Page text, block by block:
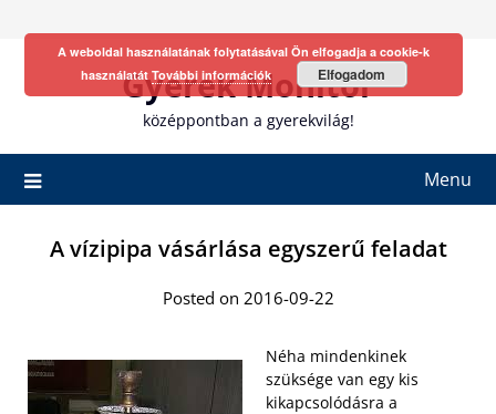
Gyerek Monitor
középpontban a gyerekvilág!
Menu
A vízipipa vásárlása egyszerű feladat
Posted on 2016-09-22
Néha mindenkinek
szüksége van egy kis
kikapcsolódásra a
A weboldal használatának folytatásával Ön elfogadja a cookie-k
használatát További információk Elfogadom